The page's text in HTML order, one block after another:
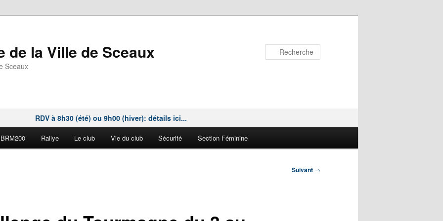
de la Ville de Sceaux
Sceaux
RDV à 8h30 (été) ou 9h00 (hiver): détails ici...
BRM200 Rallye Le club Vie du club Sécurité Section Féminine
Suivant →